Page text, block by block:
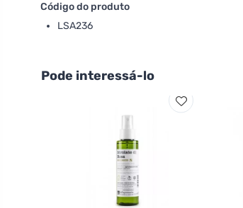
Código do produto
LSA236
Pode interessá-lo